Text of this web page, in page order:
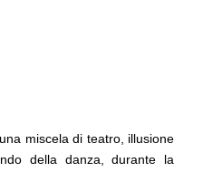
miscela di teatro, illusione
della danza, durante la